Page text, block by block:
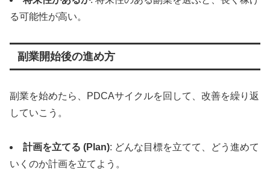
る可能性が高い。
副業開始後の進め方
副業を始めたら、PDCAサイクルを回して、改善を繰り返
していこう。
計画を立てる (Plan): どんな目標を立てて、どう進めて
いくのか計画を立てよう。